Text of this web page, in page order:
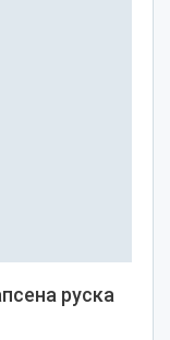
руска